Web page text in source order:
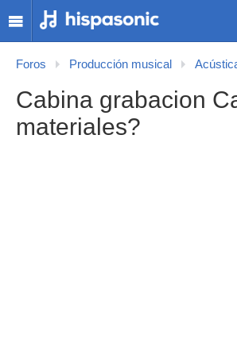
Foros Producción musical
Cabina grabacion
materiales?